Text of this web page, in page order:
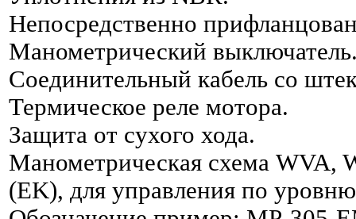
Непосредственно
Манометрический
Соединительный кабель со
Термическое реле мотора.
Защита от сухого хода.
Манометрическая схема WVA,
(EK), для управления по